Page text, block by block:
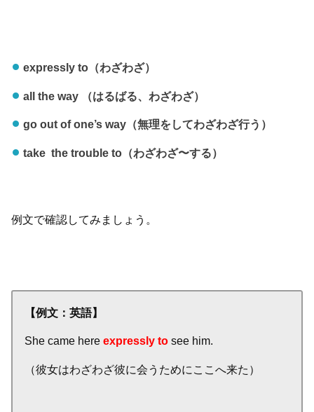
expressly to（わざわざ）
all the way （はるばる、わざわざ）
go out of one’s way（無理をしてわざわざ行う）
take the trouble to（わざわざ〜する）
例文で確認してみましょう。
【例文：英語】
She came hereexpressly to see him.
（彼女はわざわざ彼に会うためにここへ来た）